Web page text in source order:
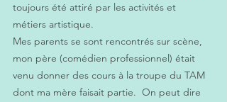
toujours été attiré par les activités et
métiers artistique.
Mes parents se sont rencontrés sur scène,
mon père (comédien professionnel) était
venu donner des cours à la troupe du TAM
dont ma mère faisait partie.  On peut dire